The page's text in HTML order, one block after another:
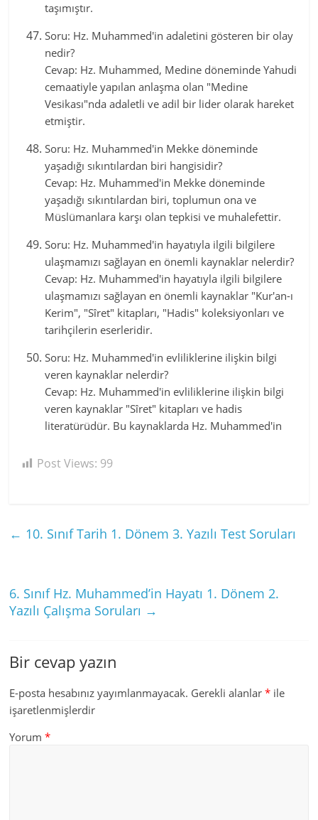
taşımıştır.
Soru: Hz. Muhammed'in adaletini gösteren bir olay
nedir?
Cevap: Hz. Muhammed, Medine döneminde Yahudi
cemaatiyle yapılan anlaşma olan "Medine
Vesikası"nda adaletli ve adil bir lider olarak hareket
etmiştir.
Soru: Hz. Muhammed'in Mekke döneminde
yaşadığı sıkıntılardan biri hangisidir?
Cevap: Hz. Muhammed'in Mekke döneminde
yaşadığı sıkıntılardan biri, toplumun ona ve
Müslümanlara karşı olan tepkisi ve muhalefettir.
Soru: Hz. Muhammed'in hayatıyla ilgili bilgilere
ulaşmamızı sağlayan en önemli kaynaklar nelerdir?
Cevap: Hz. Muhammed'in hayatıyla ilgili bilgilere
ulaşmamızı sağlayan en önemli kaynaklar "Kur'an-ı
Kerim", "Sîret" kitapları, "Hadis" koleksiyonları ve
tarihçilerin eserleridir.
Soru: Hz. Muhammed'in evliliklerine ilişkin bilgi
veren kaynaklar nelerdir?
Cevap: Hz. Muhammed'in evliliklerine ilişkin bilgi
veren kaynaklar "Sîret" kitapları ve hadis
literatürüdür. Bu kaynaklarda Hz. Muhammed'in
Post Views: 99
← 10. Sınıf Tarih 1. Dönem 3. Yazılı Test Soruları
6. Sınıf Hz. Muhammed’in Hayatı 1. Dönem 2.
Yazılı Çalışma Soruları →
Bir cevap yazın
E-posta hesabınız yayımlanmayacak. Gerekli alanlar* ile
işaretlenmişlerdir
Yorum*